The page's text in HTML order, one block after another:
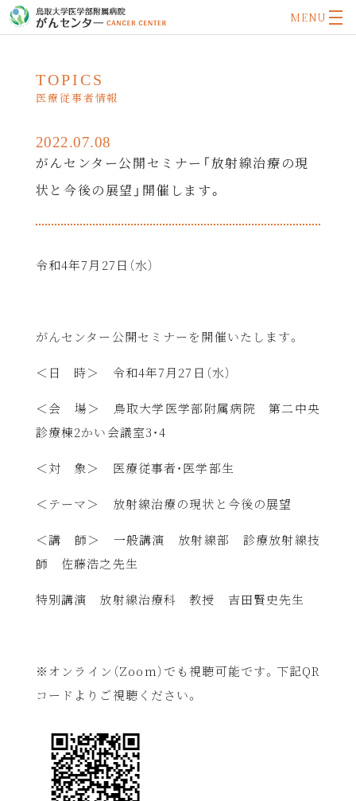
MENU
TOPICS
医療従事者情報
2022.07.08
がんセンター公開セミナー「放射線治療の現
状と今後の展望」開催します。
令和4年7月 27 日（水）
がんセンター公開セミナーを開催いたします。
＜日 時＞ 令和4年7月27 日（水）
＜会 場＞ 鳥取大学医学部附属病院 第二中央
診療棟2かい会議室3・4
＜対 象＞ 医療従事者・医学部生
＜テーマ＞ 放射線治療の現状と今後の展望
＜講 師＞ 一般講演 放射線部 診療放射線技
師 佐藤浩之先生
特別講演 放射線治療科 教授 吉田賢史先生
※オンライン（Zoom）でも視聴可能です。下記QR
コードよりご視聴ください。